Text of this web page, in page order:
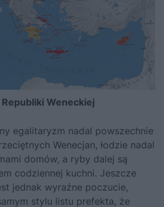
Weneckiej
egalitaryzm nadal powszechnie
Wenecjan, łodzie nadal
domów, a ryby dalej są
codziennej kuchni. Jeszcze
jednak wyraźne poczucie,
stylu listu prefekta, że